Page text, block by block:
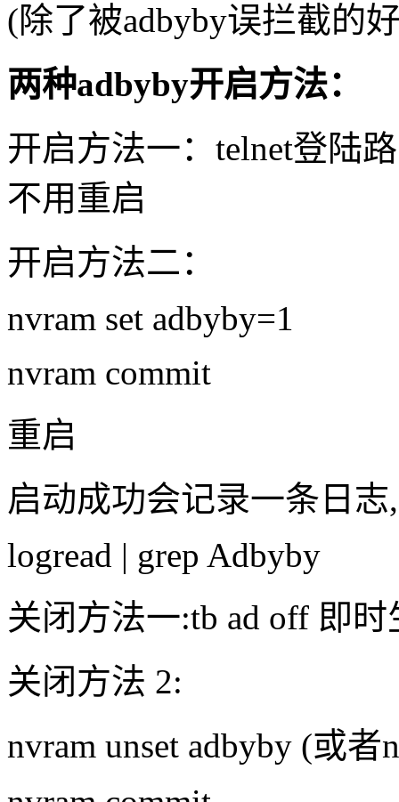
(除了被adbyby误拦截的
两种adbyby开启方法：
开启方法一：telnet登陆
不用重启
开启方法二：
nvram set adbyby=1
nvram commit
重启
启动成功会记录一条日
logread | grep Adbyby
关闭方法一:tb ad off 即时
关闭方法 2:
nvram unset adbyby (或者